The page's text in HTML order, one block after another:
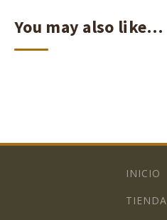
You may also like…
INICIO
TIENDA